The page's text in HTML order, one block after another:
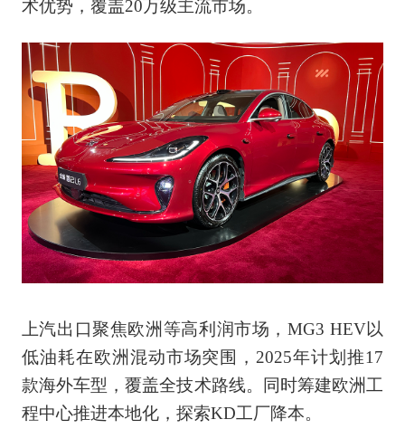
术优势，覆盖20万级主流市场。
上汽出口聚焦欧洲等高利润市场，MG3 HEV以
低油耗在欧洲混动市场突围，2025年计划推17
款海外车型，覆盖全技术路线。同时筹建欧洲工
程中心推进本地化，探索KD工厂降本。